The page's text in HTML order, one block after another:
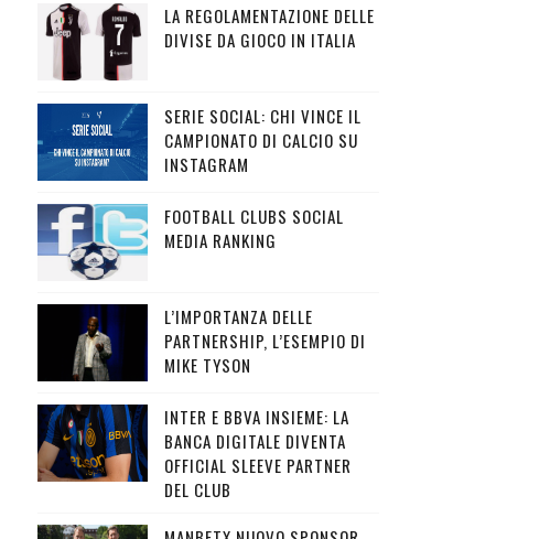
LA REGOLAMENTAZIONE DELLE
DIVISE DA GIOCO IN ITALIA
SERIE SOCIAL: CHI VINCE IL
CAMPIONATO DI CALCIO SU
INSTAGRAM
FOOTBALL CLUBS SOCIAL
MEDIA RANKING
L’IMPORTANZA DELLE
PARTNERSHIP, L’ESEMPIO DI
MIKE TYSON
INTER E BBVA INSIEME: LA
BANCA DIGITALE DIVENTA
OFFICIAL SLEEVE PARTNER
DEL CLUB